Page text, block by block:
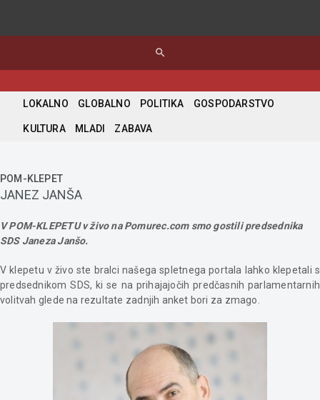
search
LOKALNO GLOBALNO POLITIKA GOSPODARSTVO
KULTURA MLADI ZABAVA
POM-KLEPET
JANEZ JANŠA
V POM-KLEPETU v živo na Pomurec.com smo gostili predsednika
SDS Janeza Janšo.
V klepetu v živo ste bralci našega spletnega portala lahko klepetali s
predsednikom SDS, ki se na prihajajočih predčasnih parlamentarnih
volitvah glede na rezultate zadnjih anket bori za zmago.